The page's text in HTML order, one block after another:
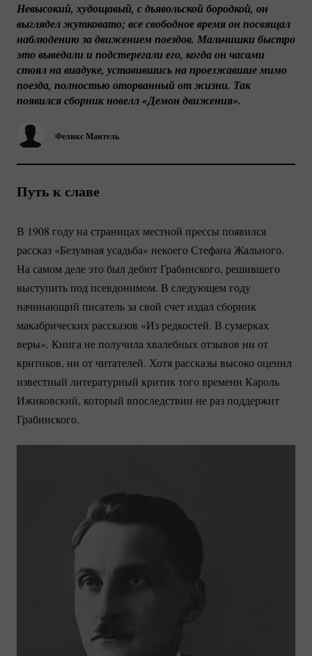
Феликс Мантель
Невысокий, худощавый, с дьявольской бородкой, он
выглядел жутковато; все свободное время он посвящал
наблюдению за движением поездов. Мальчишки быстро
это выведали и подстерегали его, когда он часами
стоял на виадуке, уставившись на проезжавшие мимо
поезда, полностью оторванный от жизни. Так
появился сборник новелл «Демон движения».
Путь к славе
В 1908 году на страницах местной прессы появился
рассказ «Безумная усадьба» некоего Стефана Жального.
На самом деле это был дебют Грабинского, решившего
выступить под псевдонимом. В следующем году
начинающий писатель за свой счет издал сборник
макабрических рассказов «Из редкостей. В сумерках
веры». Книга не получила хвалебных отзывов ни от
критиков, ни от читателей. Хотя рассказы высоко оценил
известный литературный критик того времени Кароль
Ижиковский, который впоследствии не раз поддержит
Грабинского.